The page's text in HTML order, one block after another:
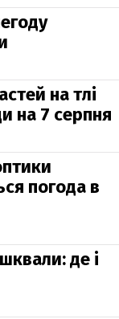
на тлі
на 7 серпня
погода в
де і